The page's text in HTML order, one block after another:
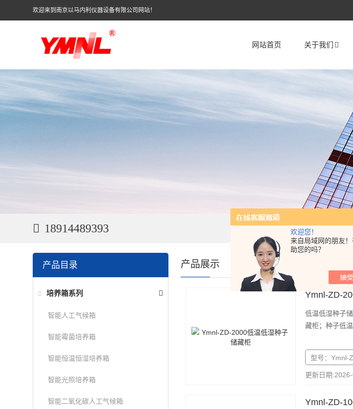
欢迎您！
来自局域网的朋友
助您的吗？
欢迎来到南京以马内利仪器设备有限公司网站！
网站首页 关于我们
18914489393
产品目录
培养箱系列
智能人工气候箱
智能霉菌培养箱
智能恒温恒湿培养箱
智能光照培养箱
智能二氧化碳人工气候箱
产品展示
Ymnl-ZD-
低温低湿种子
藏柜；种子低温
型号：Ymnl-
更新日期
Ymnl-ZD-